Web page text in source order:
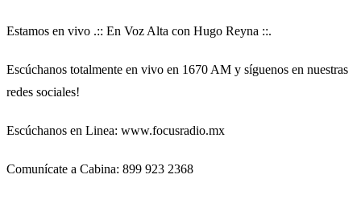
Estamos en vivo .:: En Voz Alta con Hugo Reyna ::.
Escúchanos totalmente en vivo en 1670 AM y síguenos en nuestras
redes sociales!
Escúchanos en Linea: www.focusradio.mx
Comunícate a Cabina: 899 923 2368